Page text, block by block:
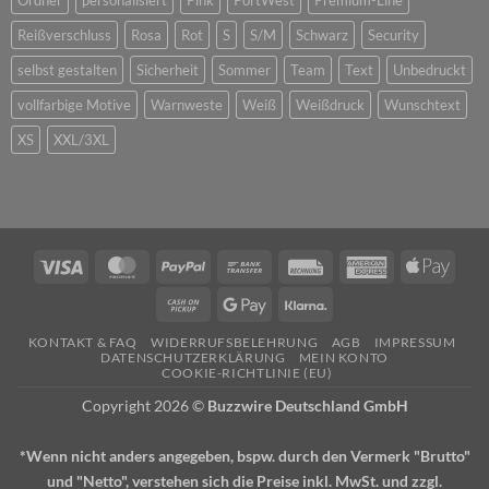
Reißverschluss
Rosa Rot S S/M Schwarz
Security
selbst gestalten
Sicherheit Sommer Team Text
Unbedruckt
vollfarbige Motive
Warnweste Weiß Weißdruck
Wunschtext
XS
XXL/3XL
Visa MasterCardPayPal
Bank
Rechung
AmericanApple
Cash
Pickup
Google
KONTAKT & FAQ WIDERRUFSBELEHRUNG AGB
IMPRESSUM
DATENSCHUTZERKLÄRUNG
MEIN KONTO
COOKIE-RICHTLINIE (EU)
Copyright 2026 © Buzzwire Deutschland GmbH
*Wenn nicht anders angegeben, bspw. durch den Vermerk "Brutto"
und "Netto", verstehen sich die Preise inkl. MwSt. und zzgl.